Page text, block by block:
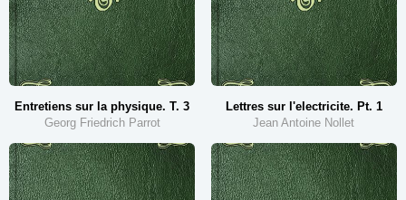
Entretiens sur la physique. T. 3
Georg Friedrich Parrot
Lettres sur l'electricite. Pt. 1
Jean Antoine Nollet